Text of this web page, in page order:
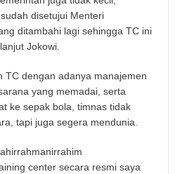
disetujui Menteri
ditambahi lagi sehingga TC ini
Jokowi.
TC dengan adanya manajemen
yang memadai, serta
ke sepak bola, timnas tidak
tapi juga segera mendunia.
center secara resmi saya